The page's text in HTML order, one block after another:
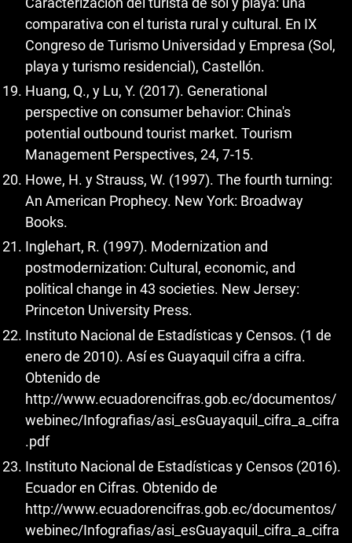
comparativa con el turista rural y cultural. En IX
Congreso de Turismo Universidad y Empresa (Sol,
playa y turismo residencial), Castellón.
Huang, Q., y Lu, Y. (2017). Generational
perspective on consumer behavior: China's
potential outbound tourist market. Tourism
Management Perspectives, 24, 7-15.
Howe, H. y Strauss, W. (1997). The fourth turning:
An American Prophecy. New York: Broadway
Books.
Inglehart, R. (1997). Modernization and
postmodernization: Cultural, economic, and
political change in 43 societies. New Jersey:
Princeton University Press.
Instituto Nacional de Estadísticas y Censos. (1 de
enero de 2010). Así es Guayaquil cifra a cifra.
Obtenido de
http://www.ecuadorencifras.gob.ec/documentos/
webinec/Infografias/asi_esGuayaquil_cifra_a_cifra
.pdf
Instituto Nacional de Estadísticas y Censos (2016).
Ecuador en Cifras. Obtenido de
http://www.ecuadorencifras.gob.ec/documentos/
webinec/Infografias/asi_esGuayaquil_cifra_a_cifra